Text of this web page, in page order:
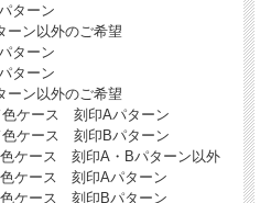
ターン
ン以外のご希望
ターン
ターン
ン以外のご希望
ケース 刻印Aパターン
ケース 刻印Bパターン
ケース 刻印A・Bパターン以外
ケース 刻印Aパターン
ケース 刻印Bパターン